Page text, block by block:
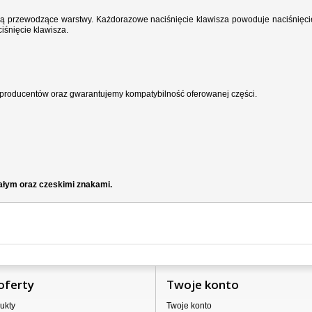
przewodzące warstwy. Każdorazowe naciśnięcie klawisza powoduje
klawisza.
oraz gwarantujemy kompatybilność oferowanej części.
oraz czeskimi znakami.
Twoje konto
Twoje konto